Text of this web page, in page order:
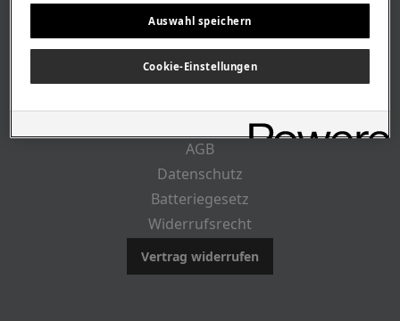
CUSTOMER INFO
AGB
Datenschutz
Batteriegesetz
Widerrufsrecht
Vertrag widerrufen
Auswahl speichern
Cookie-Einstellungen